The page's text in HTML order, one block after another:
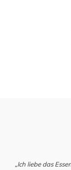
„Ich liebe das